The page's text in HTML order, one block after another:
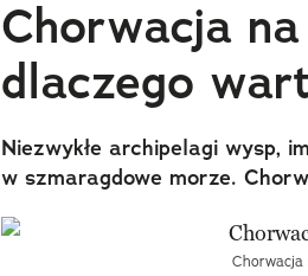
Chorwacja
dlaczego
Niezwykłe archipelagi wysp,
w szmaragdowe morze.